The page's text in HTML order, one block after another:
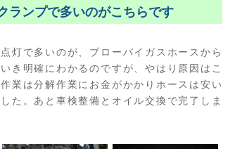
ランプで多いのがこちらです
灯で多いのが、ブローバイガスホースから
き明確にわかるのですが、やはり原因はこ
業は分解作業にお金がかかりホースは安い
た。あと車検整備とオイル交換で完了しま